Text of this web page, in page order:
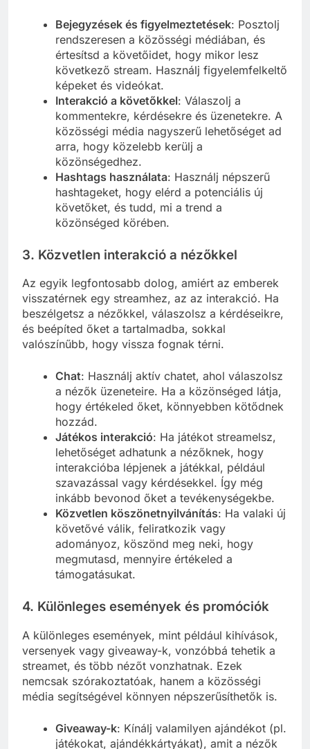
Bejegyzések és figyelmeztetések: Posztolj
rendszeresen a közösségi médiában, és
értesítsd a követőidet, hogy mikor lesz
következő stream. Használj figyelemfelkeltő
képeket és videókat.
Interakció a követőkkel: Válaszolj a
kommentekre, kérdésekre és üzenetekre. A
közösségi média nagyszerű lehetőséget ad
arra, hogy közelebb kerülj a
közönségedhez.
Hashtags használata: Használj népszerű
hashtageket, hogy elérd a potenciális új
követőket, és tudd, mi a trend a
közönséged körében.
3. Közvetlen interakció a nézőkkel
Az egyik legfontosabb dolog, amiért az emberek
visszatérnek egy streamhez, az az interakció. Ha
beszélgetsz a nézőkkel, válaszolsz a kérdéseikre,
és beépíted őket a tartalmadba, sokkal
valószínűbb, hogy vissza fognak térni.
Chat: Használj aktív chatet, ahol válaszolsz
a nézők üzeneteire. Ha a közönséged látja,
hogy értékeled őket, könnyebben kötődnek
hozzád.
Játékos interakció: Ha játékot streamelsz,
lehetőséget adhatunk a nézőknek, hogy
interakcióba lépjenek a játékkal, például
szavazással vagy kérdésekkel. Így még
inkább bevonod őket a tevékenységekbe.
Közvetlen köszönetnyilvánítás: Ha valaki új
követővé válik, feliratkozik vagy
adományoz, köszönd meg neki, hogy
megmutasd, mennyire értékeled a
támogatásukat.
4. Különleges események és promóciók
A különleges események, mint például kihívások,
versenyek vagy giveaway-k, vonzóbbá tehetik a
streamet, és több nézőt vonzhatnak. Ezek
nemcsak szórakoztatóak, hanem a közösségi
média segítségével könnyen népszerűsíthetők is.
Giveaway-k: Kínálj valamilyen ajándékot (pl.
játékokat, ajándékkártyákat), amit a nézők